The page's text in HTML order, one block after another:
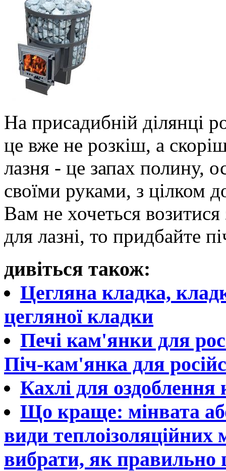
На присадибній ділянці
це вже не розкіш, а
лазня - це запах полину,
своїми руками, з цілком
Вам не хочеться
для лазні, то придбайте
дивіться також:
Цегляна кладка,
цегляної кладки
Печі кам'янки для
Піч-кам'янка для
Кахлі для оздоблення
Що краще: мінвата
види теплоізоляційних
вибрати, як правильно